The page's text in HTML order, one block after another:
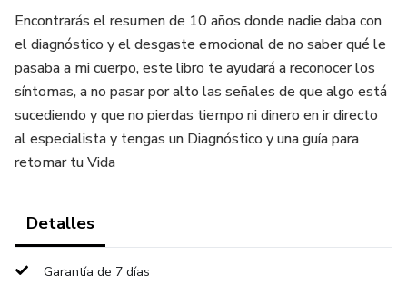
Encontrarás el resumen de 10 años donde nadie daba con
el diagnóstico y el desgaste emocional de no saber qué le
pasaba a mi cuerpo, este libro te ayudará a reconocer los
síntomas, a no pasar por alto las señales de que algo está
sucediendo y que no pierdas tiempo ni dinero en ir directo
al especialista y tengas un Diagnóstico y una guía para
retomar tu Vida
Detalles
Garantía de 7 días